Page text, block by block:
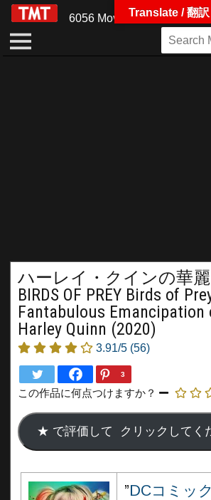
6056 Movies
ハーレイ・クインの華
BIRDS OF PREY Birds of
Fantabulous Emancipation
Harley Quinn (2020)
3.91/5 (56)
3
この作品に何点つけますか？
”DCコミッ
Translate / 翻訳